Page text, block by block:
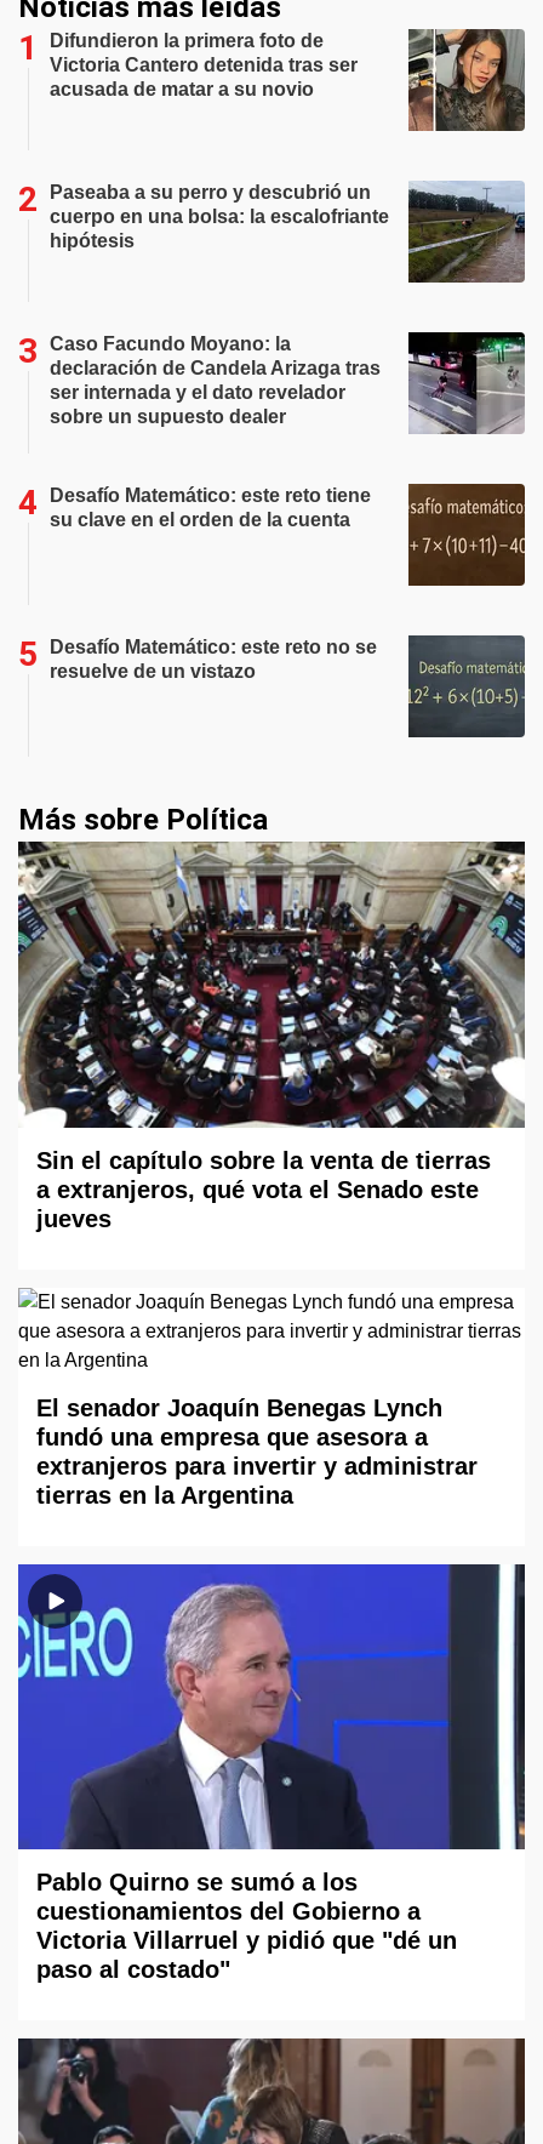
Noticias más leídas
Difundieron la primera foto de
Victoria Cantero detenida tras ser
acusada de matar a su novio
Paseaba a su perro y descubrió un
cuerpo en una bolsa: la escalofriante
hipótesis
Caso Facundo Moyano: la
declaración de Candela Arizaga tras
ser internada y el dato revelador
sobre un supuesto dealer
Desafío Matemático: este reto tiene
su clave en el orden de la cuenta
Desafío Matemático: este reto no se
resuelve de un vistazo
Más sobre Política
Sin el capítulo sobre la venta de tierras
a extranjeros, qué vota el Senado este
jueves
El senador Joaquín Benegas Lynch
fundó una empresa que asesora a
extranjeros para invertir y administrar
tierras en la Argentina
Pablo Quirno se sumó a los
cuestionamientos del Gobierno a
Victoria Villarruel y pidió que "dé un
paso al costado"